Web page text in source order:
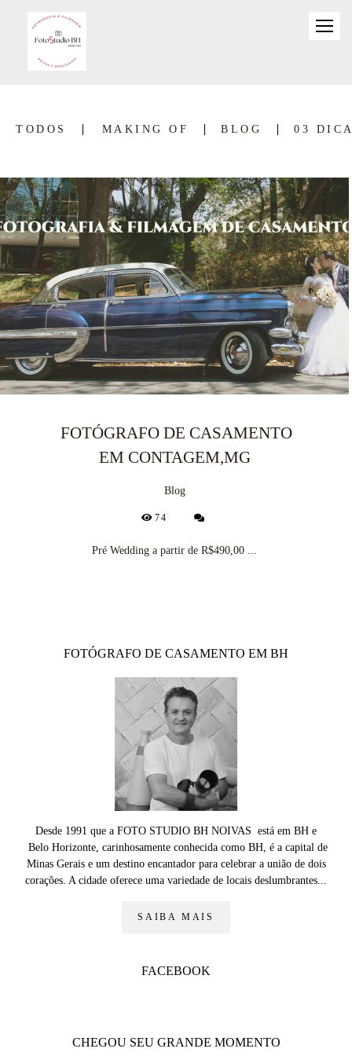
TODOS MAKING OF BLOG 03
FOTÓGRAFO DE CASAMENTO
EM CONTAGEM,MG
Blog
74
Pré Wedding a partir de R$490,00 ...
FOTÓGRAFO DE CASAMENTO EM BH
Desde 1991 que a FOTO STUDIO BH NOIVAS está em BH e
Belo Horizonte, carinhosamente conhecida como BH, é a capital de
Minas Gerais e um destino encantador para celebrar a união de dois
corações. A cidade oferece uma variedade de locais deslumbrantes...
SAIBA MAIS
FACEBOOK
CHEGOU SEU GRANDE MOMENTO